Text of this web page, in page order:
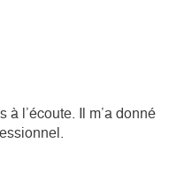
à l’écoute. Il m’a donné